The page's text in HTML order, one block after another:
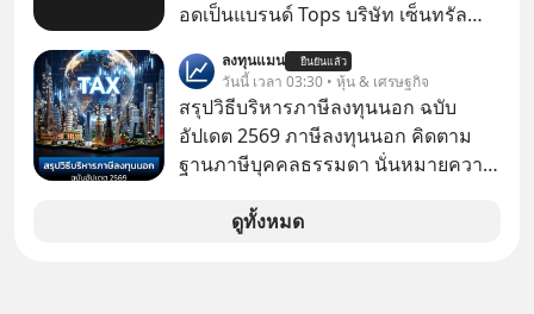
อดเป็นแบรนด์ Tops บริษัท เซ็นทรัล
CRC แจ้งตลาดหลักทรัพย์ฯ ว่า บริษัท
เซ็นทรัล ฟู้ด รีเทล จำกัด (CFR) ซึ่งเป็น
บริษัทย่อยที่ CRC ถือหุ้นทั้งทางตรงและ
ทางอ้อม 100%
ลงทุนแมน ยืนยันแล้ว
วันนี้ เวลา 03:30 • หุ้น & เศรษฐกิจ
สรุปวิธีบริหารภาษีลงทุนนอก ฉบับ
อัปเดต 2569 ภาษีลงทุนนอก คิดตาม
ฐานภาษีบุคคลธรรมดา นั่นหมายความ
ดูทั้งหมด